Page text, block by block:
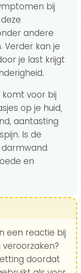
bij
andere
Verder kan je
je last krijgt
komt voor bij
op je huid,
aantasting
Is de
darmwand
en
een reactie bij
doordat